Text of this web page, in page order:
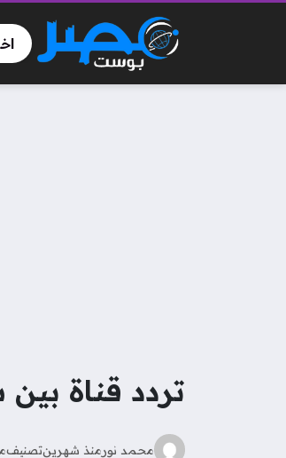
تردد قناة بين
محمد نورمنذ شهرينتصنيف